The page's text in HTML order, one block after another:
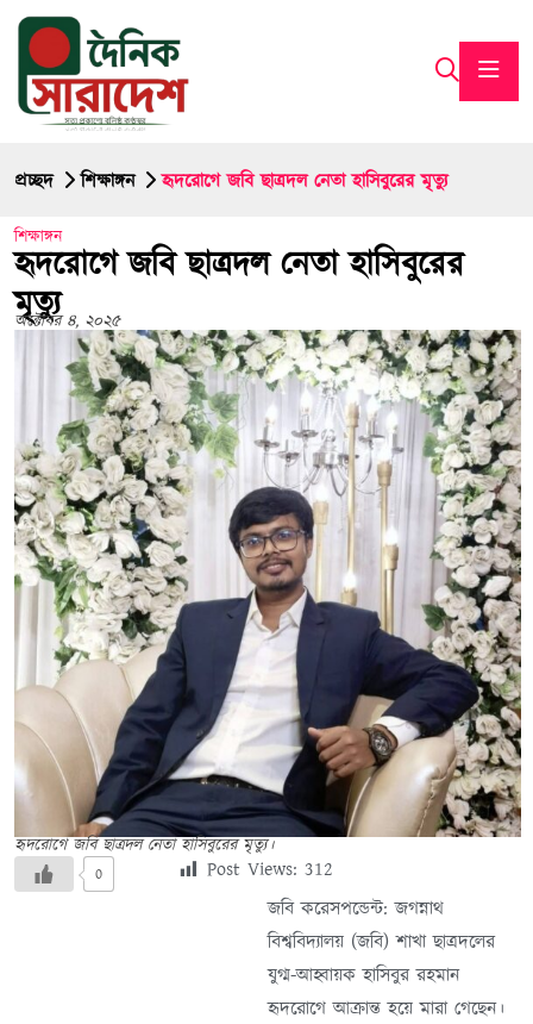
প্রচ্ছদ শিক্ষাঙ্গন হৃদরোগে জবি ছাত্রদল নেতা হাসিবুরের মৃত্যু
শিক্ষাঙ্গন
হৃদরোগে জবি ছাত্রদল নেতা হাসিবুরের
মৃত্যু
অক্টোবর ৪, ২০২৫
হৃদরোগে জবি ছাত্রদল নেতা হাসিবুরের মৃত্যু।
0 Post Views: 312
জবি করেসপন্ডেন্ট: জগন্নাথ
বিশ্ববিদ্যালয় (জবি) শাখা ছাত্রদলের
যুগ্ম-আহ্বায়ক হাসিবুর রহমান
হৃদরোগে আক্রান্ত হয়ে মারা গেছেন।